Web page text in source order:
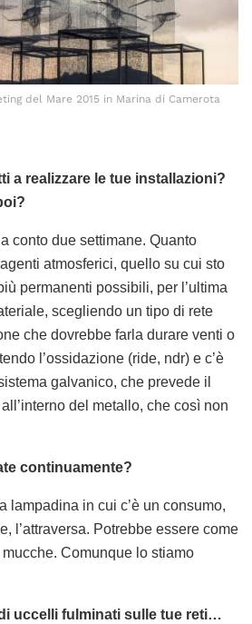
del Mare 2015 in Marina di Camerota
a realizzare le tue installazioni?
conto due settimane. Quanto
atmosferici, quello su cui sto
permanenti possibili, per l’ultima
scegliendo un tipo di rete
che dovrebbe farla durare venti o
l’ossidazione (ride, ndr) e c’è
galvanico, che prevede il
del metallo, che così non
continuamente?
lampadina in cui c’è un consumo,
l’attraversa. Potrebbe essere come
Comunque lo stiamo
uccelli fulminati sulle tue reti…